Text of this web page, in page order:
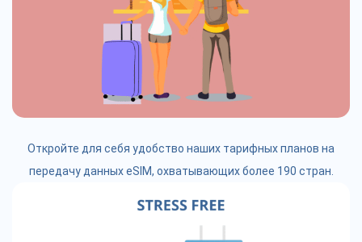
Откройте для себя удобство наших тарифных планов на
передачу данных eSIM, охватывающих более 190 стран.